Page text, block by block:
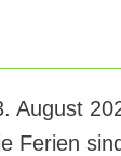
August
Ferien